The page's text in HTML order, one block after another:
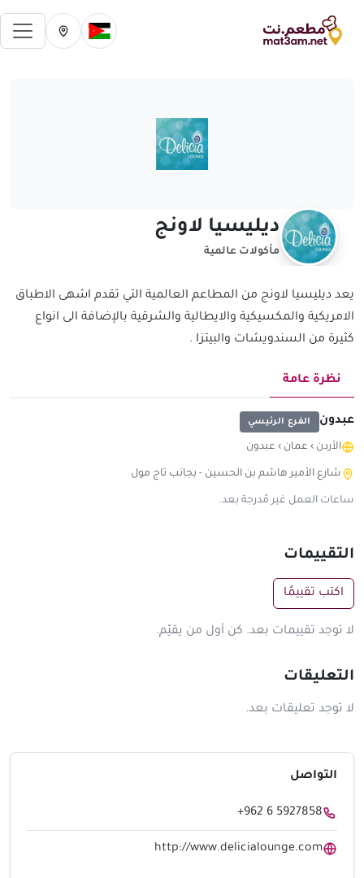
تغيير الدولة الحالية
تغيير المدينة
ديليسيا لاونج
مأكولات عالمية
يعد ديليسيا لاونج من المطاعم العالمية التي تقدم اشهى الاطباق
الامريكية والمكسيكية والايطالية والشرقية بالإضافة الى انواع
كثيرة من السندويشات والبيتزا .
نظرة عامة
عبدون الفرع الرئيسي
الأردن › عمان › عبدون
شارع الأمير هاشم بن الحسين - بجانب تاج مول
ساعات العمل غير مُدرجة بعد.
التقييمات
اكتب تقييمًا
لا توجد تقييمات بعد. كن أول من يقيّم.
التعليقات
لا توجد تعليقات بعد.
التواصل
+962 6 5927858
http://www.delicialounge.com